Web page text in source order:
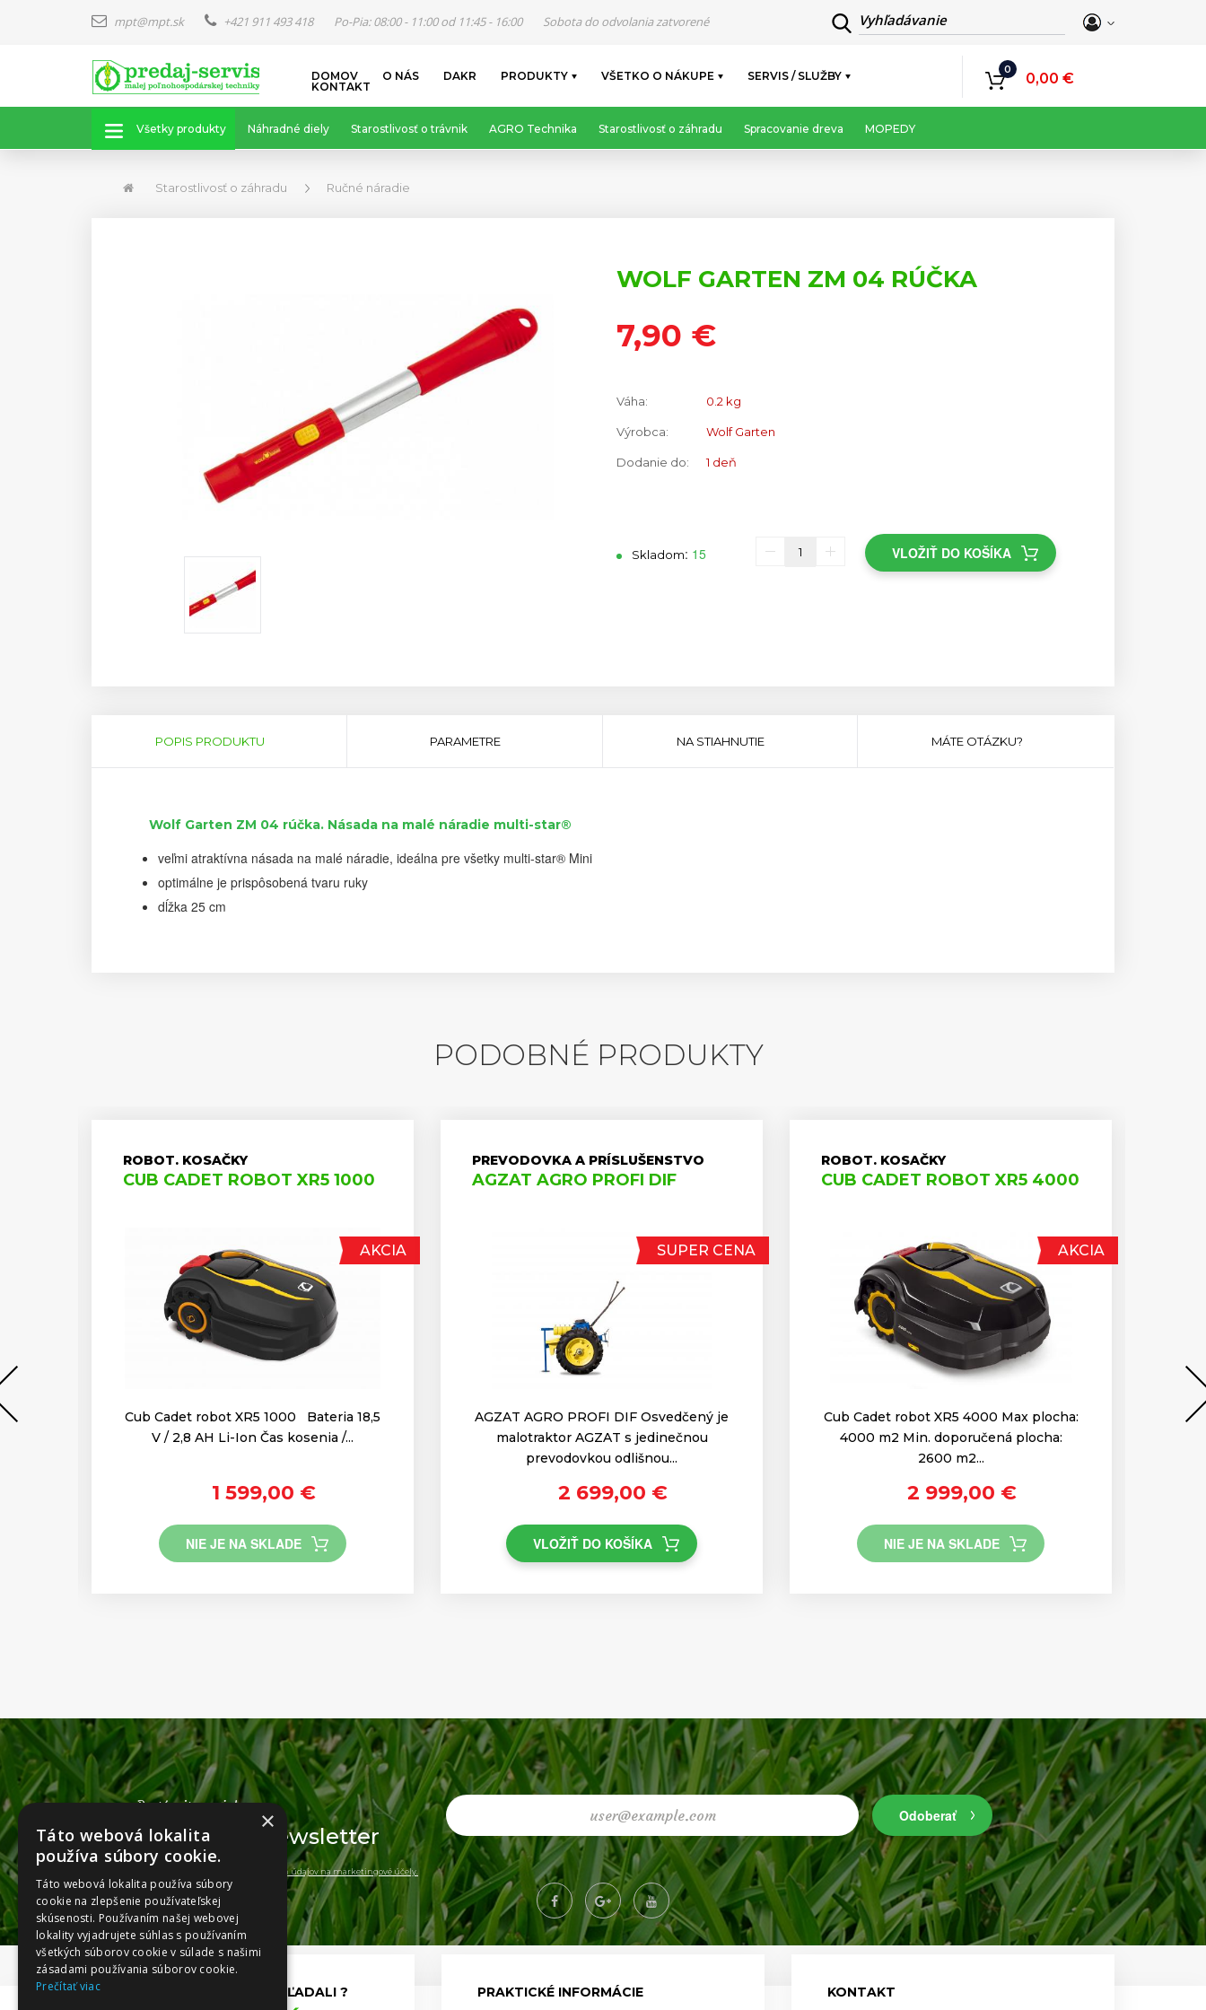
hlavný
mpt@mpt.sk +421 911 493 418 Po-Pia: 08:00 - 11:00 od 11:45 - 16:00 Sobota do odvolania zatvorené Vyhľadávanie
DOMOV O NÁS DAKR PRODUKTY VŠETKO O NÁKUPE
SERVIS / SLUŽBY
KONTAKT
0
0,00 €
Všetky produkty Náhradné diely Starostlivosť o trávnik AGRO Technika Starostlivosť o záhradu Spracovanie dreva MOPEDY
Starostlivosť o záhradu Ručné náradie
WOLF GARTEN ZM 04 RÚČKA
7,90 €
Váha: 0.2 kg
Výrobca: Wolf Garten
Dodanie do: 1 deň
VLOŽIŤ DO KOŠÍKA
Skladom: 15
Horizontal
Tabs POPIS PRODUKTU
(AKTÍVNA
PARAMETRE NA STIAHNUTIE MÁTE OTÁZKU?
Wolf Garten ZM 04 rúčka. Násada na malé náradie multi-star®
veľmi atraktívna násada na malé náradie, ideálna pre všetky multi-star® Mini
optimálne je prispôsobená tvaru ruky
dĺžka 25 cm
PODOBNÉ PRODUKTY
ROBOT. KOSAČKY
CUB CADET ROBOT XR5 1000
AKCIA
Cub Cadet robot XR5 1000 Bateria 18,5
V / 2,8 AH Li-Ion Čas kosenia /...
1 599,00 €
NIE JE NA SKLADE
PREVODOVKA A PRÍSLUŠENSTVO
AGZAT AGRO PROFI DIF
SUPER CENA
AGZAT AGRO PROFI DIF Osvedčený je
malotraktor AGZAT s jedinečnou
prevodovkou odlišnou...
2 699,00 €
VLOŽIŤ DO KOŠÍKA
ROBOT. KOSAČKY
CUB CADET ROBOT XR5 4000
AKCIA
Cub Cadet robot XR5 4000 Max plocha:
4000 m2 Min. doporučená plocha:
2600 m2...
2 999,00 €
NIE JE NA SKLADE
Dostávajte novinky
Odoberajte newsletter
osobných údajov na marketingové účely.
Odoberať
NENAŠLI STE, ČO STE HĽADALI ? PRAKTICKÉ INFORMÁCIE KONTAKT
×
Táto webová lokalita
používa súbory cookie.
Táto webová lokalita používa súbory
cookie na zlepšenie používateľskej
skúsenosti. Používaním našej webovej
lokality vyjadrujete súhlas s používaním
všetkých súborov cookie v súlade s našimi
zásadami používania súborov cookie.
Prečítať viac